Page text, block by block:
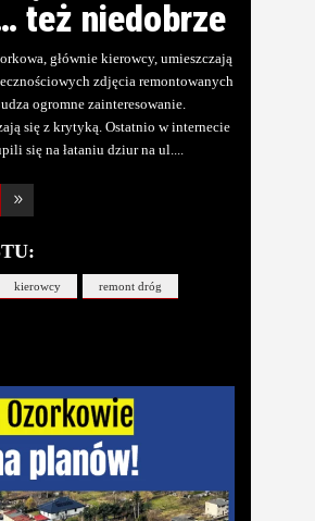
też niedobrze
głównie kierowcy, umieszczają
zdjęcia remontowanych
ogromne zainteresowanie.
się z krytyką. Ostatnio w internecie
się na łataniu dziur na ul.
kierowcy remont dróg